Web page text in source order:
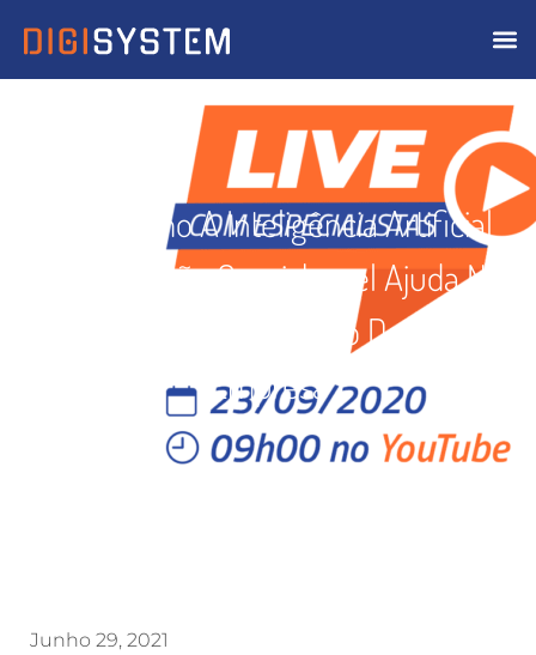
Live: Como A Inteligência Artificial
Com Solução Omnichanel Ajuda No
Sucesso Da Operação Da Sua
Empresa
Junho 29, 2021